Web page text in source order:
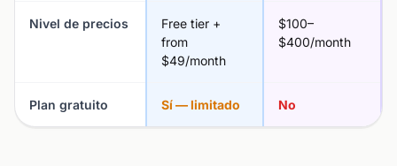
Nivel de precios
Free tier +
from
$49/month
$100–
$400/month
Plan gratuito Sí — limitado No